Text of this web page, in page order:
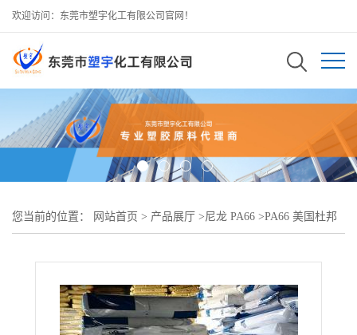
欢迎访问：东莞市塑宇化工有限公司官网！
您当前的位置： 网站首页 > 产品展厅 >尼龙 PA66 >PA66 美国杜邦